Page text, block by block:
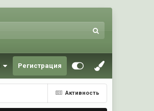
Регистрация
Активность